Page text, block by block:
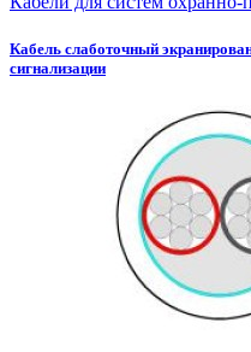
Кабель слаботочный
сигнализации